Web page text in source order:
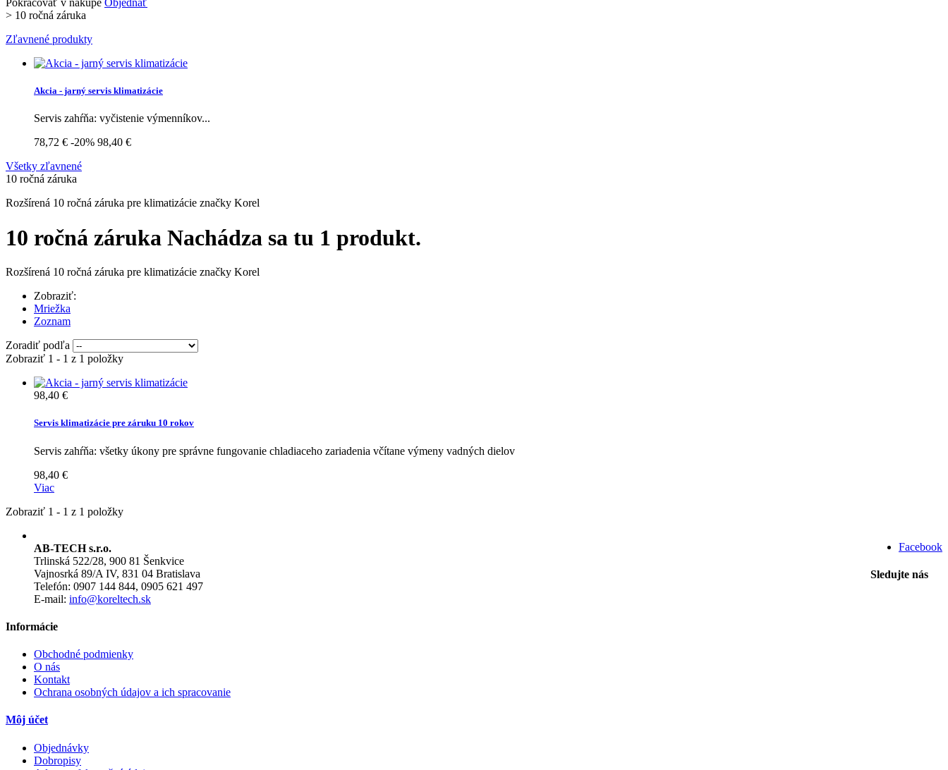
Pokračovať v nákupe Objednať
> 10 ročná záruka
Zľavnené produkty
Akcia - jarný servis klimatizácie
Servis zahŕňa: vyčistenie výmenníkov...
78,72 € -20% 98,40 €
Všetky zľavnené
10 ročná záruka
Rozšírená 10 ročná záruka pre klimatizácie značky Korel
10 ročná záruka Nachádza sa tu 1 produkt.
Rozšírená 10 ročná záruka pre klimatizácie značky Korel
Zobraziť:
Mriežka
Zoznam
Zoradiť podľa
Zobraziť 1 - 1 z 1 položky
98,40 €
Servis klimatizácie pre záruku 10 rokov
Servis zahŕňa: všetky úkony pre správne fungovanie chladiaceho zariadenia včítane výmeny vadných dielov
98,40 €
Viac
Zobraziť 1 - 1 z 1 položky
Facebook
Sledujte nás
AB-TECH s.r.o.
Trlinská 522/28, 900 81 Šenkvice
Vajnosrká 89/A IV, 831 04 Bratislava
Telefón: 0907 144 844, 0905 621 497
E-mail: info@koreltech.sk
Informácie
Obchodné podmienky
O nás
Kontakt
Ochrana osobných údajov a ich spracovanie
Môj účet
Objednávky
Dobropisy